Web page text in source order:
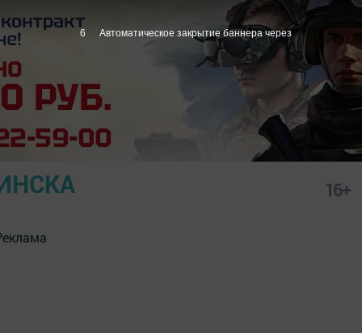
16+
5 Автоматическое закрытие баннера через